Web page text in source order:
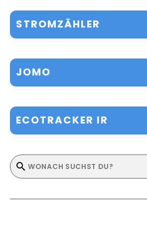
STROMZÄHLER
JOMO
ECOTRACKER IR